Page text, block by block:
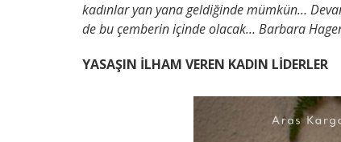
kadınlar yan yana geldiğinde mümkün…
de bu çemberin içinde olacak… Barbara
YASAŞIN İLHAM VEREN KADIN LİDERLER